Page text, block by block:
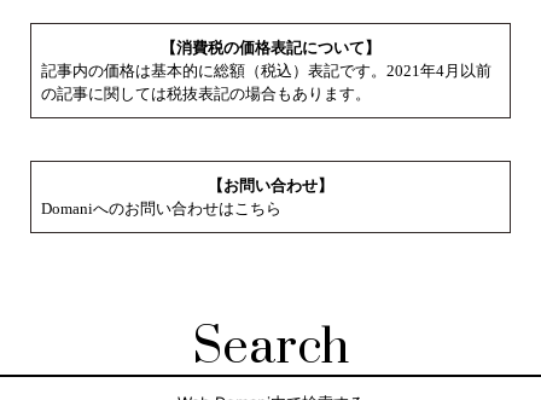
【消費税の価格表記について】
記事内の価格は基本的に総額（税込）表記です。2021年4月以前
の記事に関しては税抜表記の場合もあります。
【お問い合わせ】
Domaniへのお問い合わせはこちら
Search